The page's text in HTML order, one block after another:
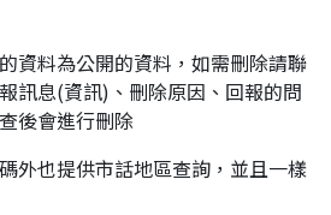
資料為公開的資料，如需刪除請聯
訊息(資訊)、刪除原因、回報的問
後會進行刪除
外也提供市話地區查詢，並且一樣